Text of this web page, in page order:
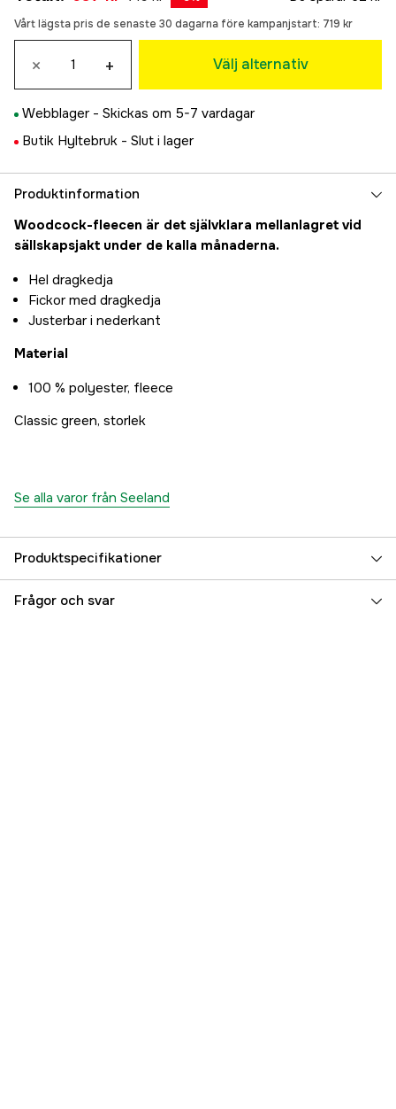
M
995 kr
Slutsåld
L
657 kr
2XL
Vårt lägsta pris de senaste 30 dagarna före kampanjstart: 719 kr
× + Välj alternativ
Webblager - Skickas om 5-7 vardagar
Butik Hyltebruk - Slut i lager
Produktinformation
Woodcock-fleecen är det självklara mellanlagret vid
sällskapsjakt under de kalla månaderna.
Hel dragkedja
Fickor med dragkedja
Justerbar i nederkant
Material
100 % polyester, fleece
Classic green, storlek
Se alla varor från Seeland
Produktspecifikationer
Färgton Grön
Frågor och svar